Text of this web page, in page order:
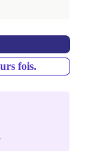
fois.